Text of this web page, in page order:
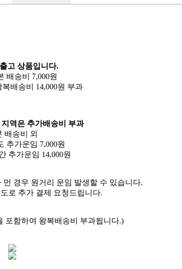
고 상품입니다.
배송비 7,000원
배송비 14,000원 부과
역은 추가배송비 부과
배송비 외
추가운임 7,000원
추가운임 14,000원
경우 원거리 운임 발생할 수 있습니다.
로 추가 결제 요청드립니다.
포함하여 왕복배송비 부과됩니다.)